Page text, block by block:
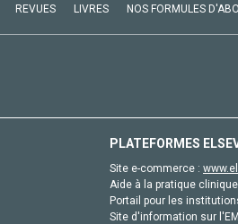
REVUES LIVRES NOS FORMULES
PLATEFORMES
Site e-commerce :
Aide à la pratique
Portail pour les
Site d'information sur